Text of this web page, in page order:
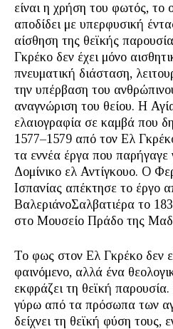
είναι η χρήση του φωτός, το
αποδίδει με υπερφυσική
αίσθηση της θεϊκής
Γκρέκο δεν έχει μόνο
πνευματική διάσταση,
την υπέρβαση του
αναγνώριση του θείου. Η
ελαιογραφία σε καμβά που
1577–1579 από τον Ελ
τα εννέα έργα που
Δομίνικο ελ Αντίγκουο. Ο
Ισπανίας απέκτησε το έργο
ΒαλεριάνοΣαλβατιέρα το
στο Μουσείο Πράδο της
Το φως στον Ελ Γκρέκο δεν
φαινόμενο, αλλά ένα
εκφράζει τη θεϊκή
γύρω από τα πρόσωπα των
δείχνει τη θεϊκή φύση τους,